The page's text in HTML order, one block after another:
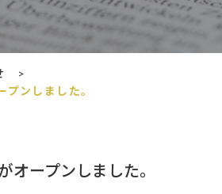
>
プンしました。
オープンしました。